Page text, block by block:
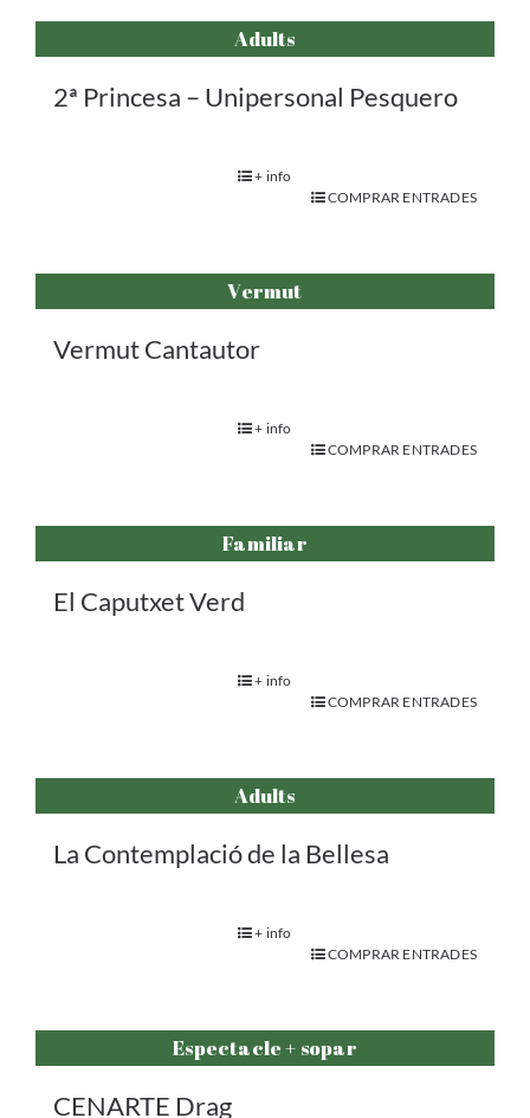
Adults
2ª Princesa – Unipersonal Pesquero
+ info
COMPRAR ENTRADES
Vermut
Vermut Cantautor
+ info
COMPRAR ENTRADES
Familiar
El Caputxet Verd
+ info
COMPRAR ENTRADES
Adults
La Contemplació de la Bellesa
+ info
COMPRAR ENTRADES
Espectacle + sopar
CENARTE Drag